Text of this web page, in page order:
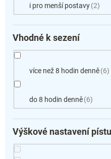
i pro menší postavy 2
Vhodné k sezení
více než 8 hodin denně 6
do 8 hodin denně 6
Výškové nastavení pístu